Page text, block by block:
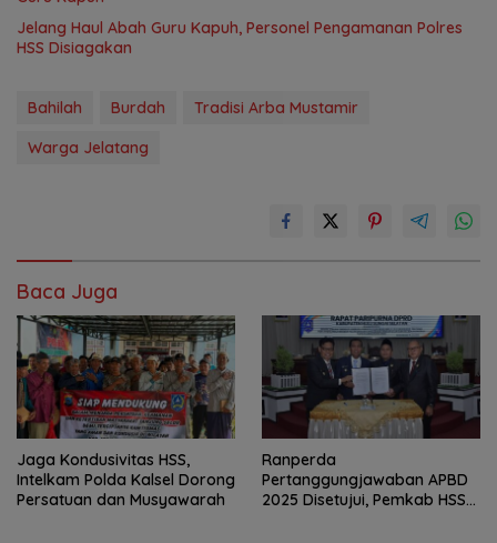
Jelang Haul Abah Guru Kapuh, Personel Pengamanan Polres
HSS Disiagakan
Bahilah Burdah
Tradisi Arba Mustamir
Warga Jelatang
Baca Juga
Jaga Kondusivitas HSS,
Intelkam Polda Kalsel Dorong
Persatuan dan Musyawarah
Ranperda
Pertanggungjawaban APBD
2025 Disetujui, Pemkab HSS